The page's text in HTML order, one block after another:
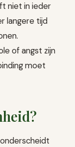
niet in ieder
langere tijd
of angst zijn
moet
onderscheidt